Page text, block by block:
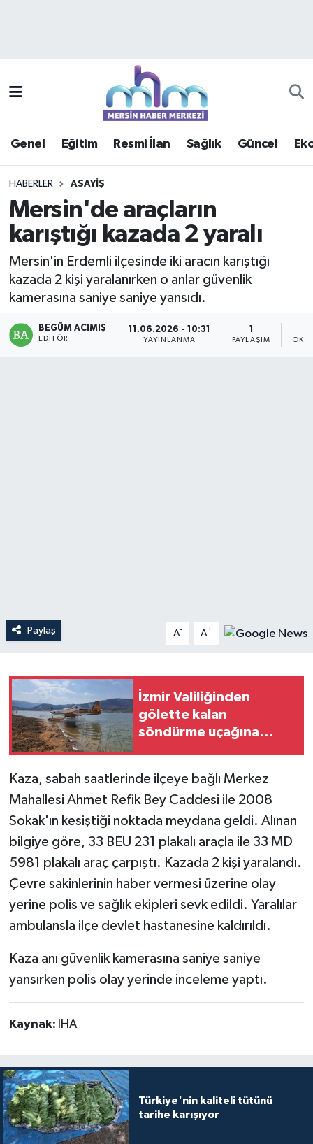
Genel Eğitim Resmi İlan Sağlık Güncel
HABERLER ASAYIŞ
Mersin'de araçların
karıştığı kazada 2 yaralı
Mersin'in Erdemli ilçesinde iki aracın karıştığı
kazada 2 kişi yaralanırken o anlar güvenlik
kamerasına saniye saniye yansıdı.
BEGÜM ACIMIŞ
EDITÖR
11.06.2026 - 10:31
YAYINLANMA PAYLAŞIM
Paylaş A- A+
İzmir Valiliğinden
gölette kalan
söndürme uçağına
Kaza, sabah saatlerinde ilçeye bağlı Merkez
Mahallesi Ahmet Refik Bey Caddesi ile 2008
Sokak'ın kesiştiği noktada meydana geldi. Alınan
bilgiye göre, 33 BEU 231 plakalı araçla ile 33 MD
5981 plakalı araç çarpıştı. Kazada 2 kişi yaralandı.
Çevre sakinlerinin haber vermesi üzerine olay
yerine polis ve sağlık ekipleri sevk edildi. Yaralılar
ambulansla ilçe devlet hastanesine kaldırıldı.
Kaza anı güvenlik kamerasına saniye saniye
yansırken polis olay yerinde inceleme yaptı.
Kaynak: İHA
Türkiye'nin kaliteli tütünü
tarihe karışıyor
Güncel
Haberde insan
Kültür - Sanat
Magazin
Sürmanşet
Yaşam
Mersin Trafik Yoğunluk Haritası
Süper Lig Puan Durumu ve Fikstür
Haber Arşivi